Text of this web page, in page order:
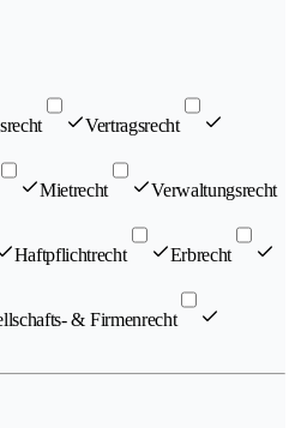
Vertragsrecht
Mietrecht Verwaltungsrecht
Haftpflichtrecht Erbrecht
& Firmenrecht